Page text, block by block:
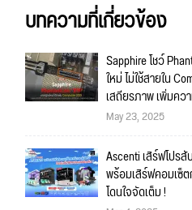
บทความที่เกี่ยวข้อง
Sapphire โชว์
ใหม่ ไม่ใช้สายใน
เสถียรภาพ เพิ่มคว
เมนบอร์ดและการ์ดจ
May 23, 2025
Ascenti เสิร์ฟโปร
พร้อมเสิร์ฟคอมเซ็
โดนใจจัดเต็ม !